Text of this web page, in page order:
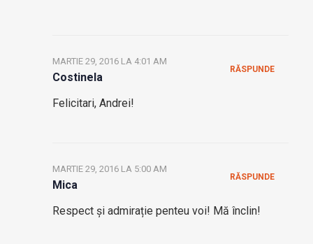
Costinela
MARTIE 29, 2016 LA 4:01 AM
Felicitari, Andrei!
RĂSPUNDE
Mica
MARTIE 29, 2016 LA 5:00 AM
Respect și admirație penteu voi! Mă înclin!
RĂSPUNDE